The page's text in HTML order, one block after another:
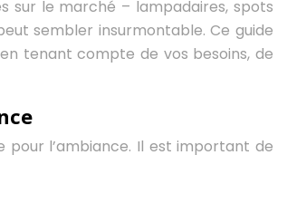
sur le marché – lampadaires, spots
sembler insurmontable. Ce guide
tenant compte de vos besoins, de
pour l’ambiance. Il est important de